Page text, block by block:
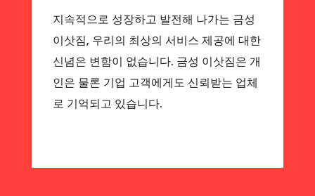
지속적으로 성장하고 발전해 나가는 금성
이삿짐, 우리의 최상의 서비스 제공에 대한
신념은 변함이 없습니다. 금성 이삿짐은 개
인은 물론 기업 고객에게도 신뢰받는 업체
로 기억되고 있습니다.